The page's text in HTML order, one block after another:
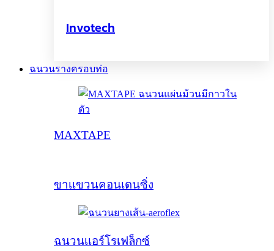
Invotech
ฉนวนรางครอบท่อ
MAXTAPE
ขาเเขวนคอนเดนซิ่ง
ฉนวนเเอร์โรเฟล็กซ์